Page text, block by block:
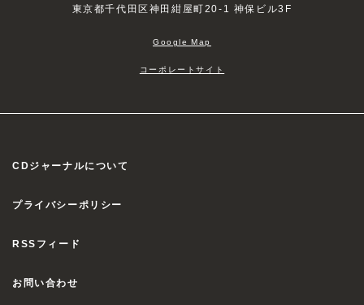
東京都千代田区神田紺屋町20-1 神保ビル3F
Google Map
コーポレートサイト
CDジャーナルについて
プライバシーポリシー
RSSフィード
お問い合わせ